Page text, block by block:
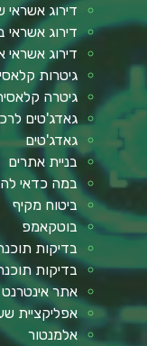
דירוג אשראי
דירוג אשראי
דירוג אשראי
גיטרות
גיטרה
גאדג'טים
גאדג'טים
בניית אתרים
במה כדאי
ביטוח מקיף
בוטקאמפ
בדיקות
בדיקות
אתר אינטרנט
אפליקציית
אלמנטור